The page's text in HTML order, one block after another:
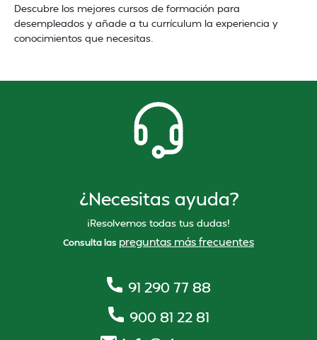
Descubre los mejores cursos de formación para
desempleados y añade a tu currículum la experiencia y
conocimientos que necesitas.
¿Necesitas ayuda?
¡Resolvemos todas tus dudas!
Consulta las preguntas más frecuentes
91 290 77 88
900 81 22 81